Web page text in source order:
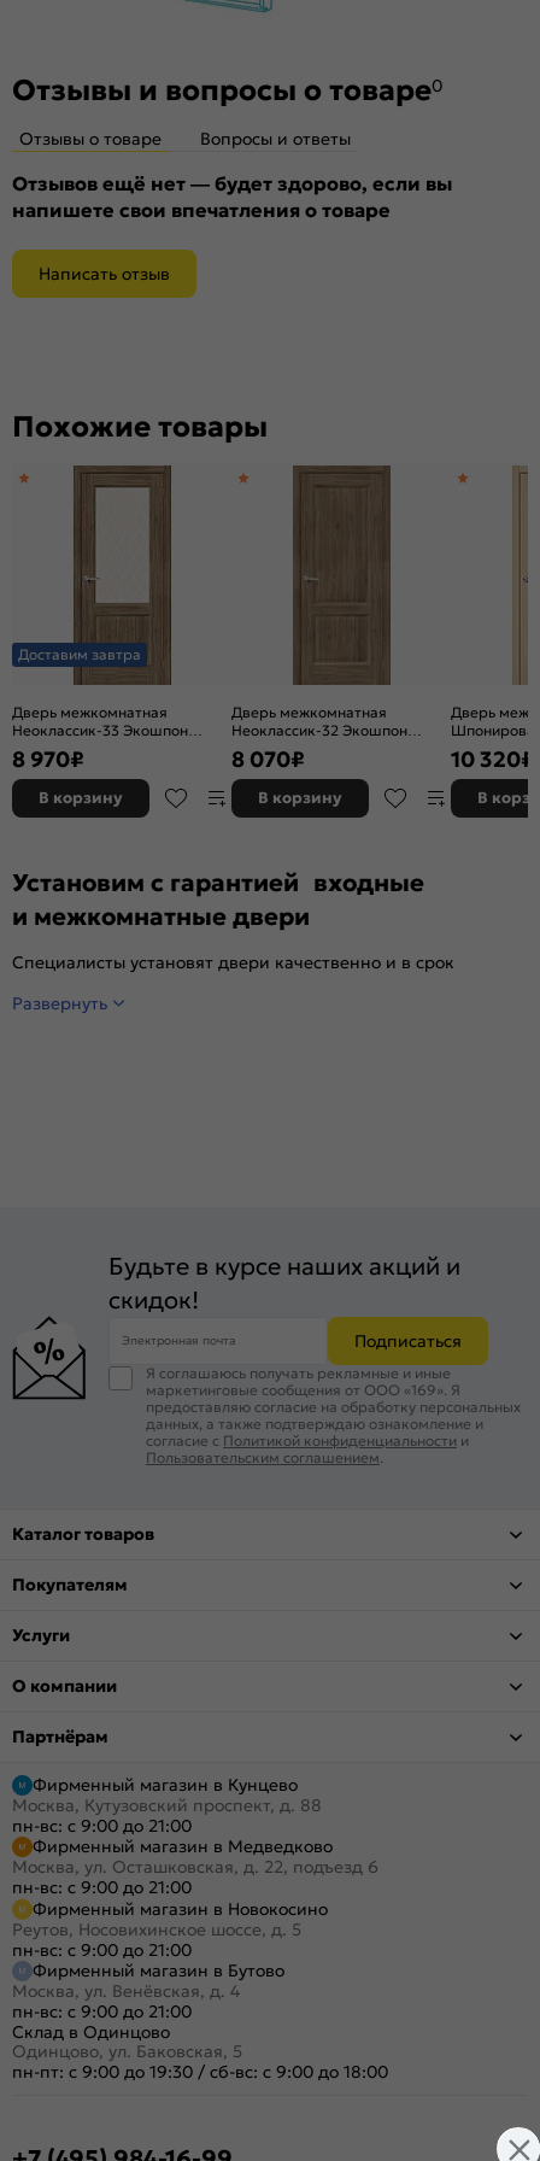
Композитный мебельный щит на основе
Отзывы и вопросы о товаре0
Отзывы о товаре Вопросы и ответы
Отзывов ещё нет — будет здорово, если вы
напишете свои впечатления о товаре
Написать отзыв
Похожие товары
Доставим завтра
Дверь межкомнатная
Неоклассик-33 Экошпон
Original Oak, остекленная,
white сrystal, кромка нет,
филенчатая
8 970₽
В корзину
Дверь межкомнатная
Неоклассик-32 Экошпон
Original Oak, глухая, кромка
нет, филенчатая
8 070₽
В корзину
Дверь
щитовая
10 320₽
В
Установим с гарантией входные
и межкомнатные двери
Специалисты установят двери качественно и в срок
Развернуть
Будьте в курсе наших акций и
скидок!
Электронная почта Подписаться
Я соглашаюсь получать рекламные и иные
маркетинговые сообщения от ООО «169». Я
предоставляю согласие на обработку персональных
данных, а также подтверждаю ознакомление и
согласие с Политикой конфиденциальности и
Пользовательским соглашением
Каталог товаров
Покупателям
Услуги
О компании
Партнёрам
Фирменный магазин в Кунцево
Москва, Кутузовский проспект, д. 88
пн-вс: с 9:00 до 21:00
Фирменный магазин в Медведково
Москва, ул. Осташковская, д. 22, подъезд 6
пн-вс: с 9:00 до 21:00
Фирменный магазин в Новокосино
Реутов, Носовихинское шоссе, д. 5
пн-вс: с 9:00 до 21:00
Фирменный магазин в Бутово
Москва, ул. Венёвская, д. 4
пн-вс: с 9:00 до 21:00
Склад в Одинцово
Одинцово, ул. Баковская, 5
пн-пт: с 9:00 до 19:30 / сб-вс: с 9:00 до 18:00